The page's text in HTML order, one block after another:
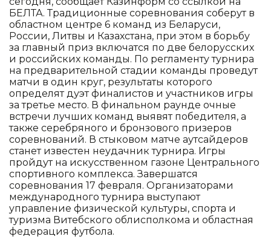
БЕЛТА. Традиционные соревнования соберут в
областном центре 6 команд из Беларуси,
России, Литвы и Казахстана, при этом в борьбу
за главный приз включатся по две белорусских
и российских команды. По регламенту турнира
на предварительной стадии команды проведут
матчи в один круг, результаты которого
определят дуэт финалистов и участников игры
за третье место. В финальном раунде очные
встречи лучших команд выявят победителя, а
также серебряного и бронзового призеров
соревнований. В стыковом матче аутсайдеров
станет известен неудачник турнира. Игры
пройдут на искусственном газоне Центрального
спортивного комплекса. Завершатся
соревнования 17 февраля. Организаторами
международного турнира выступают
управление физической культуры, спорта и
туризма Витебского облисполкома и областная
федерация футбола.